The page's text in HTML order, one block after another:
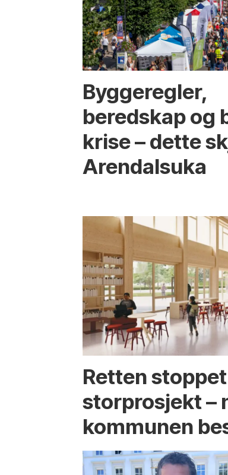
Bygge­regler,
beredskap og
krise – dette
Arendals­uka
Retten
storprosjekt –
kommunen